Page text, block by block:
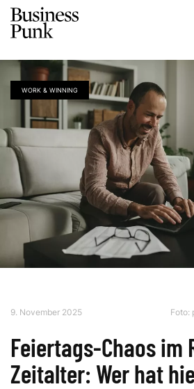
WORK & WINNING
9. November 2025 Foto:
Feiertags-Chaos im
Zeitalter: Wer hat